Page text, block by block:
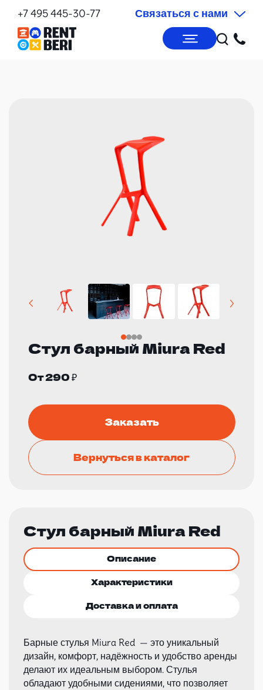
+7 495 445-30-77 Связаться с нами
Стул барный Miura Red
От 290 ₽
Заказать
Вернуться в каталог
Стул барный Miura Red
Описание
Характеристики
Доставка и оплата
Барные стулья Miura Red — это уникальный
дизайн, комфорт, надёжность и удобство аренды
делают их идеальным выбором. Стулья
обладают удобными сидениями, что позволяет